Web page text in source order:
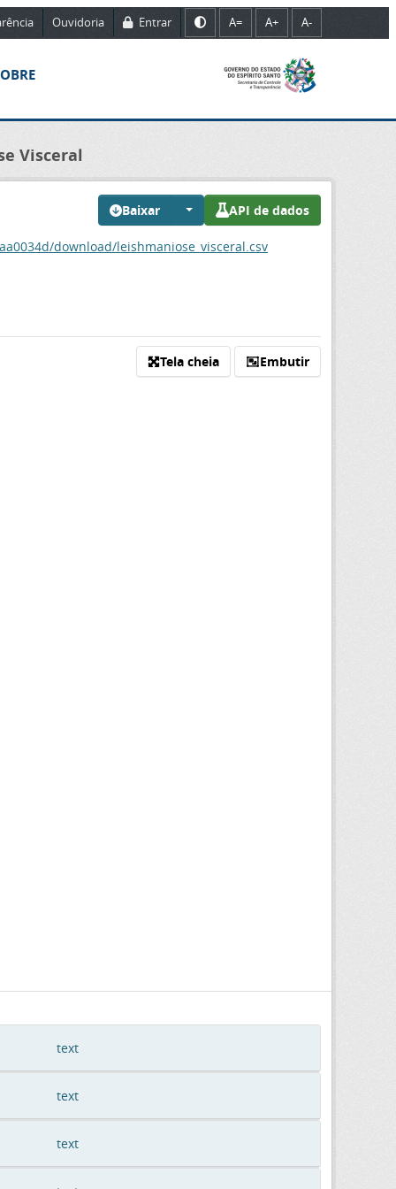
Ouvidoria Entrar A= A+ A-
Visceral
Baixar API de dados
download/leishmaniose_visceral.csv
Tela cheia Embutir
text
text
text